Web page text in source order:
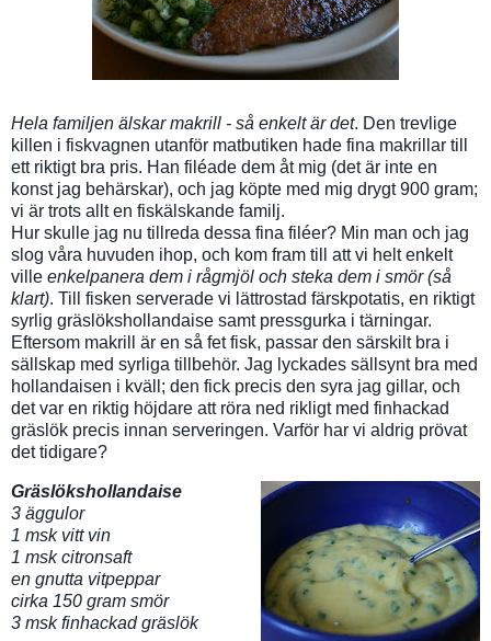
Hela familjen älskar makrill - så enkelt är det. Den trevlige
killen i fiskvagnen utanför matbutiken hade fina makrillar till
ett riktigt bra pris. Han filéade dem åt mig (det är inte en
konst jag behärskar), och jag köpte med mig drygt 900 gram;
vi är trots allt en fiskälskande familj.
Hur skulle jag nu tillreda dessa fina filéer? Min man och jag
slog våra huvuden ihop, och kom fram till att vi helt enkelt
ville enkelpanera dem i rågmjöl och steka dem i smör (så
klart). Till fisken serverade vi lättrostad färskpotatis, en riktigt
syrlig gräslökshollandaise samt pressgurka i tärningar.
Eftersom makrill är en så fet fisk, passar den särskilt bra i
sällskap med syrliga tillbehör. Jag lyckades sällsynt bra med
hollandaisen i kväll; den fick precis den syra jag gillar, och
det var en riktig höjdare att röra ned rikligt med finhackad
gräslök precis innan serveringen. Varför har vi aldrig prövat
det tidigare?
Gräslökshollandaise
3 äggulor
1 msk vitt vin
1 msk citronsaft
en gnutta vitpeppar
cirka 150 gram smör
3 msk finhackad gräslök